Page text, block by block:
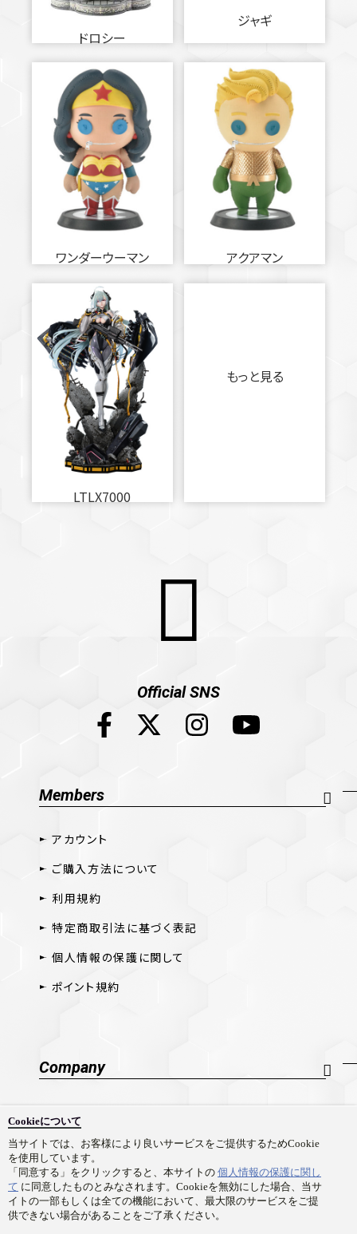
Cookieについて
当サイトでは、お客様により良いサービスをご提供するためCookie
を使用しています。
「同意する」をクリックすると、本サイトの 個人情報の保護に関し
て に同意したものとみなされます。Cookieを無効にした場合、当サ
イトの一部もしくは全ての機能において、最大限のサービスをご提
供できない場合があることをご了承ください。
ドロシー
ジャギ
ワンダーウーマン アクアマン
LTLX7000
もっと見る
Official SNS
Members
アカウント
ご購入方法について
利用規約
特定商取引法に基づく表記
個人情報の保護に関して
ポイント規約
Company
採用情報
お問い合わせ